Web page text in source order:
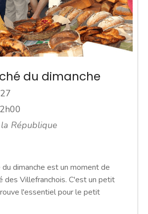
du dimanche
République
dimanche est un moment de
des Villefranchois. C'est un petit
l'essentiel pour le petit